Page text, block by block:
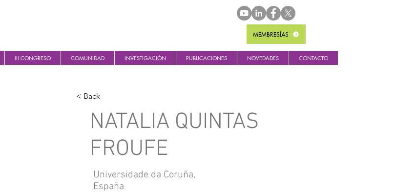
MEMBRESÍAS
III CONGRESO COMUNIDAD INVESTIGACIÓN PUBLICACIONES NOVEDADES CONTACTO
< Back
NATALIA QUINTAS
FROUFE
Universidade da Coruña,
España